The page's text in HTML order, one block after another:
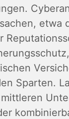
etwa
Sparten.